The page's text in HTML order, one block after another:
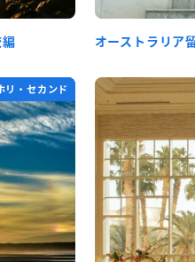
オーストラリア
リ・セカンド